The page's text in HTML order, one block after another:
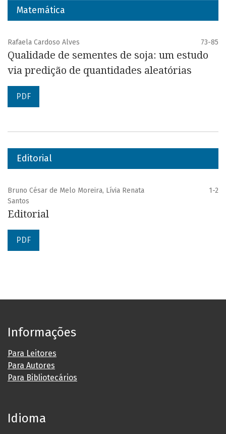
Matemática
Rafaela Cardoso Alves 73-85
Qualidade de sementes de soja: um estudo
via predição de quantidades aleatórias
PDF
Editorial
Bruno César de Melo Moreira, Lívia Renata
Santos
1-2
Editorial
PDF
Informações
Para Leitores
Para Autores
Para Bibliotecários
Idioma